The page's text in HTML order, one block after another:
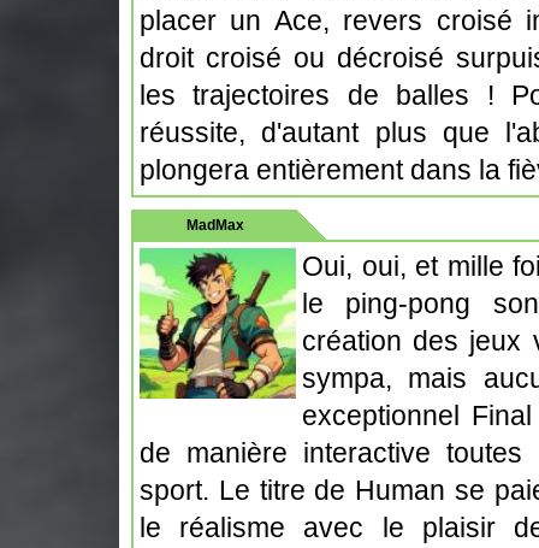
placer un Ace, revers croisé
droit croisé ou décroisé
les trajectoires de balles !
réussite, d'autant plus que
plongera entièrement dans la
MadMax
Oui, oui, et mille
le ping-pong
création des jeux
sympa, mais
exceptionnel
de manière interactive
sport. Le titre de Human se
le réalisme avec le plaisir